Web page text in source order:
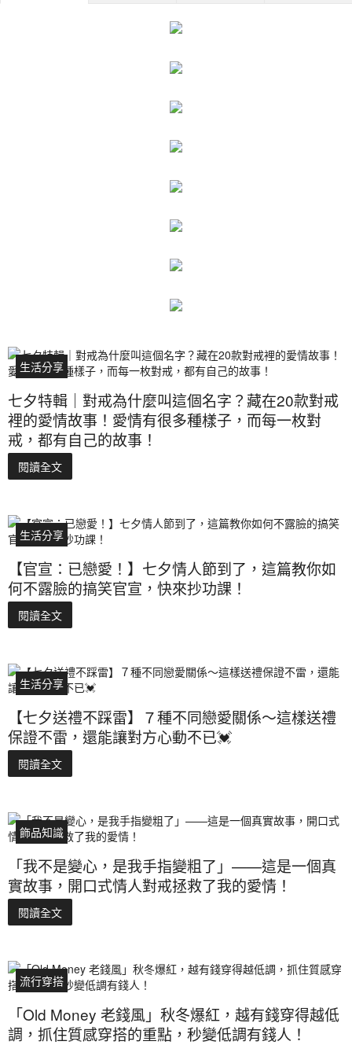
生活分享
七夕特輯｜對戒為什麼叫這個名字？藏在20款對戒
裡的愛情故事！愛情有很多種樣子，而每一枚對
戒，都有自己的故事！
閱讀全文
生活分享
【官宣：已戀愛！】七夕情人節到了，這篇教你如
何不露臉的搞笑官宣，快來抄功課！
閱讀全文
生活分享
【七夕送禮不踩雷】７種不同戀愛關係～這樣送禮
保證不雷，還能讓對方心動不已💓
閱讀全文
飾品知識
「我不是變心，是我手指變粗了」——這是一個真
實故事，開口式情人對戒拯救了我的愛情！
閱讀全文
流行穿搭
「Old Money 老錢風」秋冬爆紅，越有錢穿得越低
調，抓住質感穿搭的重點，秒變低調有錢人！